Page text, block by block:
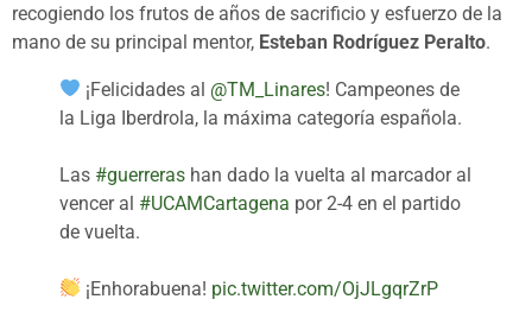
recogiendo los frutos de años de sacrificio y esfuerzo de la
mano de su principal mentor, Esteban Rodríguez Peralto.
¡Felicidades al @TM_Linares! Campeones de
la Liga Iberdrola, la máxima categoría española.
Las #guerreras han dado la vuelta al marcador al
vencer al #UCAMCartagena por 2-4 en el partido
de vuelta.
¡Enhorabuena! pic.twitter.com/OjJLgqrZrP